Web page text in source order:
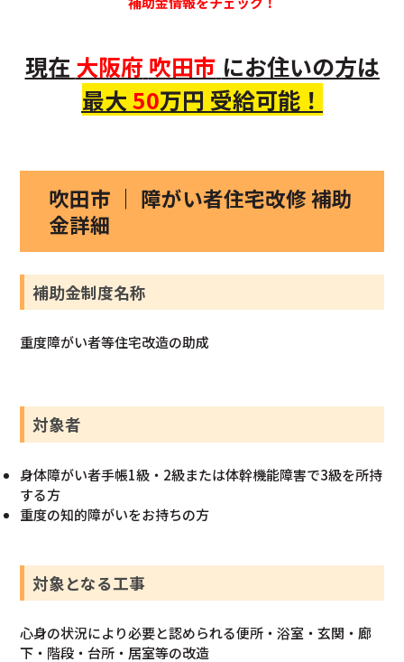
現在 大阪府 吹田市 にお住いの方は
最大50万円 受給可能！
吹田市 ｜ 障がい者住宅改修 補助
金詳細
補助金制度名称
重度障がい者等住宅改造の助成
対象者
身体障がい者手帳1級・2級または体幹機能障害で3級を所持
する方
重度の知的障がいをお持ちの方
対象となる工事
心身の状況により必要と認められる便所・浴室・玄関・廊
下・階段・台所・居室等の改造